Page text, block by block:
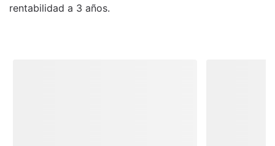
rentabilidad a 3 años.